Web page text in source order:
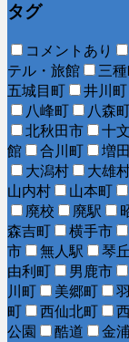
タグ
コメントあり
テル・旅館
三
五城目町
井川町
八峰町
八森
北秋田市
十
館
合川町 増
大潟村
大雄
山内村
山本町
廃校
廃駅
森吉町
横手市
市
無人駅 琴
由利町
男鹿市
川町
美郷町
町
西仙北町
公園
酷道 金